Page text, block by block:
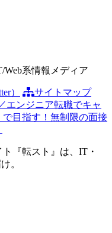
系情報メディア
）
サイトマップ
エンジニア転職でキャ
目指す！無制限の面接
『転スト』は、IT・
。